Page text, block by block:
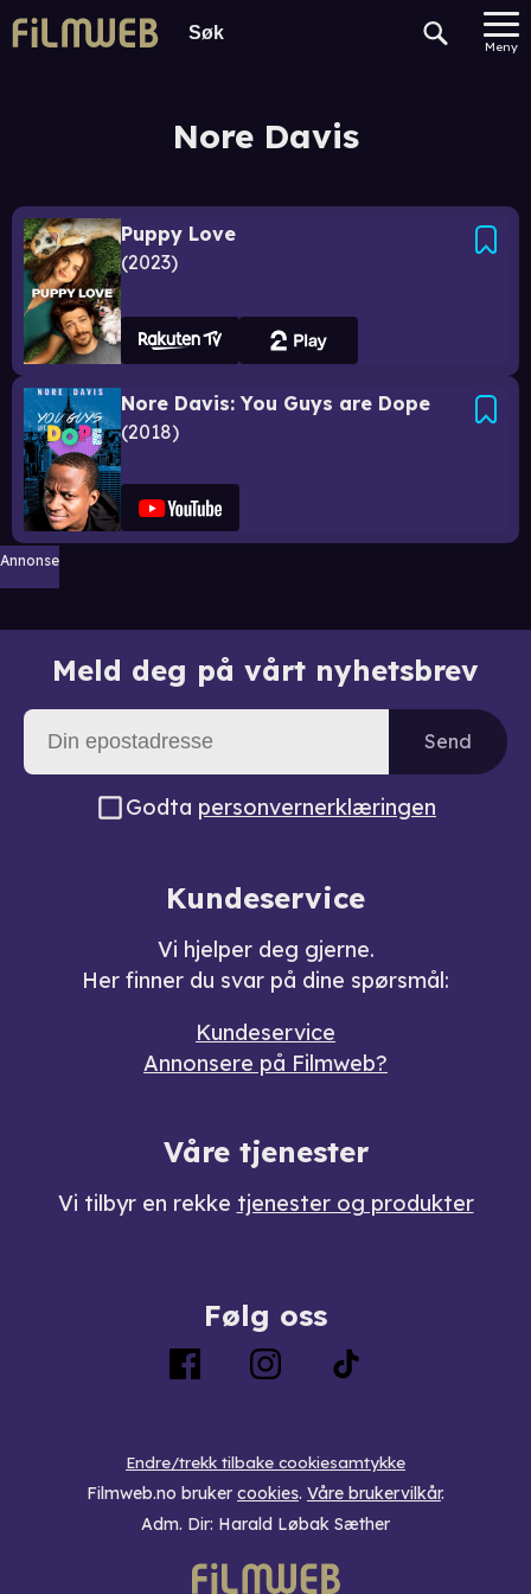
Meny
Nore Davis
Puppy Love
2023
Nore Davis: You Guys are Dope
2018
Annonse
Meld deg på vårt nyhetsbrev
Send
Godta personvernerklæringen
Kundeservice
Vi hjelper deg gjerne.
Her finner du svar på dine spørsmål:
Kundeservice
Annonsere på Filmweb?
Våre tjenester
Vi tilbyr en rekke tjenester og produkter
Følg oss
Endre/trekk tilbake cookiesamtykke
Filmweb.no bruker cookies. Våre brukervilkår.
Adm. Dir: Harald Løbak Sæther